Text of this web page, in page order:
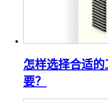
怎样选择合适
要？